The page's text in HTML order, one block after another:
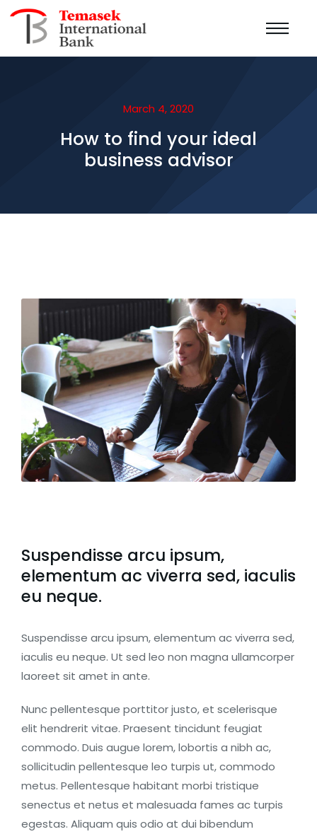
March 4, 2020
How to find your ideal
business advisor
Suspendisse arcu ipsum,
elementum ac viverra sed, iaculis
eu neque.
Suspendisse arcu ipsum, elementum ac viverra sed,
iaculis eu neque. Ut sed leo non magna ullamcorper
laoreet sit amet in ante.
Nunc pellentesque porttitor justo, et scelerisque
elit hendrerit vitae. Praesent tincidunt feugiat
commodo. Duis augue lorem, lobortis a nibh ac,
sollicitudin pellentesque leo turpis ut, commodo
metus. Pellentesque habitant morbi tristique
senectus et netus et malesuada fames ac turpis
egestas. Aliquam quis odio at dui bibendum